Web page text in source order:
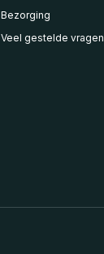
Bezorging
Veel gestelde vragen